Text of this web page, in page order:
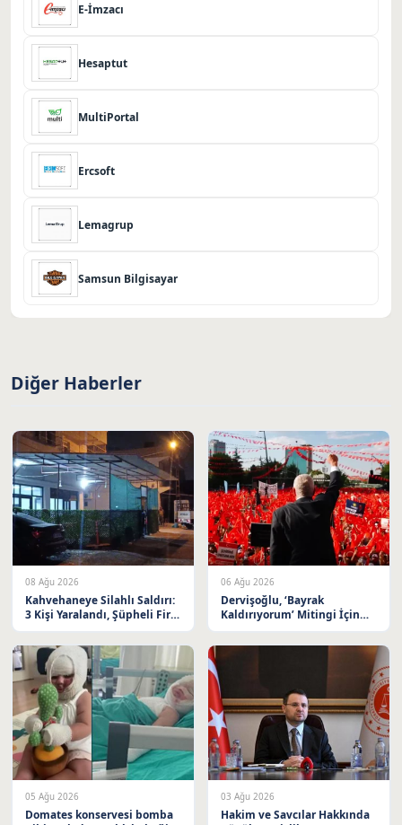
E-İmzacı
Hesaptut
MultiPortal
Ercsoft
Lemagrup
Samsun Bilgisayar
Diğer Haberler
08 Ağu 2026
Kahvehaneye Silahlı Saldırı:
3 Kişi Yaralandı, Şüpheli Firar
06 Ağu 2026
Dervişoğlu, ‘Bayrak
Kaldırıyorum’ Mitingi İçin
05 Ağu 2026
Domates konservesi bomba
03 Ağu 2026
Hakim ve Savcılar Hakkında